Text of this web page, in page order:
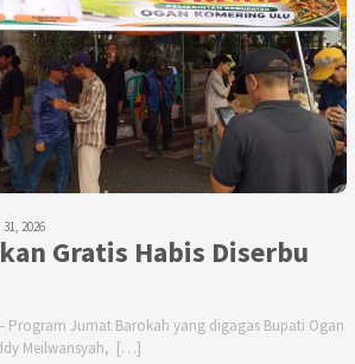
2026
Gratis Habis Diserbu
– Program Jumat Barokah yang digagas Bupati Ogan
Meilwansyah, […]